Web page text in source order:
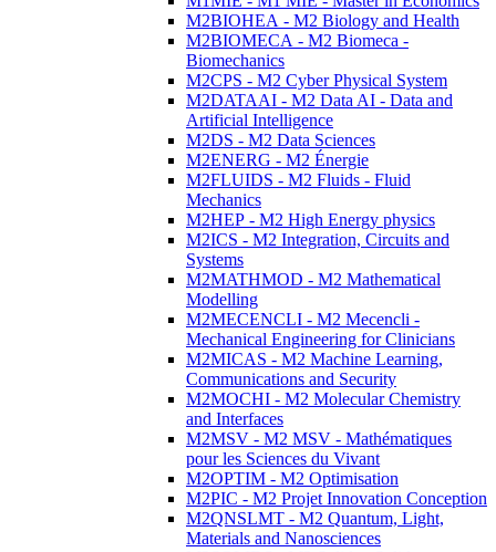
M2BIOHEA - M2 Biology and Health
M2BIOMECA - M2 Biomeca -
Biomechanics
M2CPS - M2 Cyber Physical System
M2DATAAI - M2 Data AI - Data and
Artificial Intelligence
M2DS - M2 Data Sciences
M2ENERG - M2 Énergie
M2FLUIDS - M2 Fluids - Fluid
Mechanics
M2HEP - M2 High Energy physics
M2ICS - M2 Integration, Circuits and
Systems
M2MATHMOD - M2 Mathematical
Modelling
M2MECENCLI - M2 Mecencli -
Mechanical Engineering for Clinicians
M2MICAS - M2 Machine Learning,
Communications and Security
M2MOCHI - M2 Molecular Chemistry
and Interfaces
M2MSV - M2 MSV - Mathématiques
pour les Sciences du Vivant
M2OPTIM - M2 Optimisation
M2PIC - M2 Projet Innovation Conception
M2QNSLMT - M2 Quantum, Light,
Materials and Nanosciences